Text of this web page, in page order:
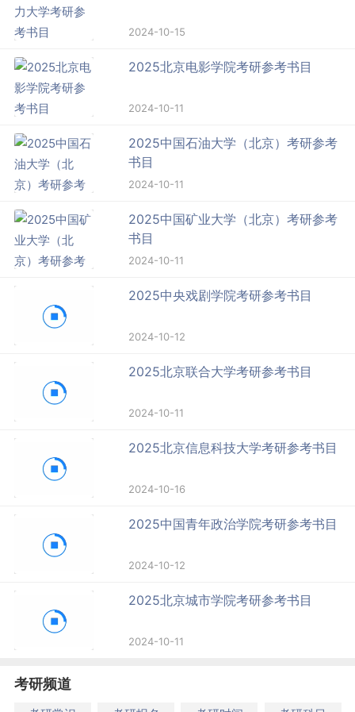
2024-10-15
2025北京电影学院考研参考书目
2024-10-11
2025中国石油大学（北京）考研参考
书目
2024-10-11
2025中国矿业大学（北京）考研参考
书目
2024-10-11
2025中央戏剧学院考研参考书目
2024-10-12
2025北京联合大学考研参考书目
2024-10-11
2025北京信息科技大学考研参考书目
2024-10-16
2025中国青年政治学院考研参考书目
2024-10-12
2025北京城市学院考研参考书目
2024-10-11
考研频道